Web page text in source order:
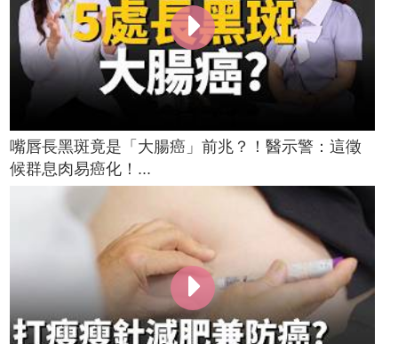
嘴唇長黑斑竟是「大腸癌」前兆？！醫示警：這徵
候群息肉易癌化！...